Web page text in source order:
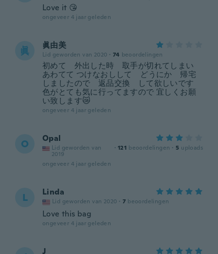
Love it 😘
ongeveer 4 jaar geleden
眞 眞由美
Lid geworden van 2020 · 74 beoordelingen
初めて 外出した時 取手が切れてしまい
あわてて つけなおしして どうにか 帰宅
しましたので 返品交換 して欲しいです
色がとても気に行ってますので 宜しくお願
い致します😿
ongeveer 4 jaar geleden
O Opal
Lid geworden van
2019
· 121 beoordelingen · 5 uploads
ongeveer 4 jaar geleden
L Linda
Lid geworden van 2020 · 7 beoordelingen
Love this bag
ongeveer 4 jaar geleden
J